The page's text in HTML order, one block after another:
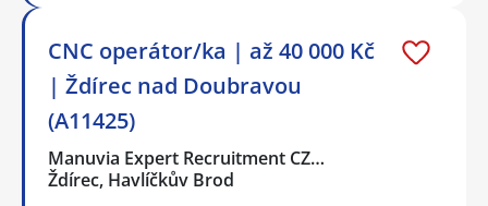
CNC operátor/ka | až 40 000 Kč
| Ždírec nad Doubravou
(A11425)
Manuvia Expert Recruitment CZ…
Ždírec, Havlíčkův Brod